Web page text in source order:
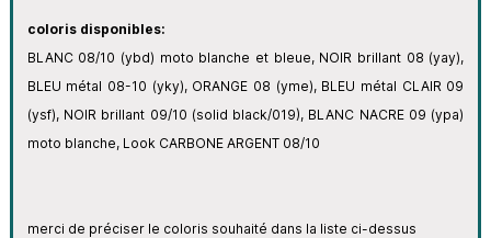
coloris disponibles:
BLANC 08/10 (ybd) moto blanche et bleue, NOIR brillant 08 (yay),
BLEU métal 08-10 (yky), ORANGE 08 (yme), BLEU métal CLAIR 09
(ysf), NOIR brillant 09/10 (solid black/019), BLANC NACRE 09 (ypa)
moto blanche, Look CARBONE ARGENT 08/10
merci de préciser le coloris souhaité dans la liste ci-dessus